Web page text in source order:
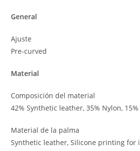
General
Ajuste
Pre-curved
Material
Composición del material
42% Synthetic leather, 35% Nylon, 15%
Material de la palma
Synthetic leather, Silicone printing for